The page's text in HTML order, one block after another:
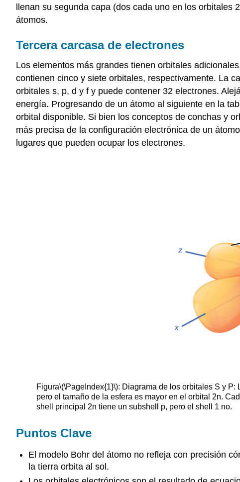
llenan su segunda capa (dos cada uno en los
átomos.
Tercera carcasa de electrones
Los elementos más grandes tienen orbitales
contienen cinco y siete orbitales, respectivamente. La
orbitales s, p, d y f y puede contener 32 electrones.
energía. Progresando de un átomo al siguiente en la
orbital disponible. Si bien los conceptos de conchas y
más precisa de la configuración electrónica de un
lugares que pueden ocupar los electrones.
Figura\(\PageIndex{1}\): Diagrama de los orbitales S y P:
pero el tamaño de la esfera es mayor en el orbital 2n.
shell principal 2n tiene un subshell p, pero el shell 1 no.
Puntos Clave
El modelo Bohr del átomo no refleja con precisión
la tierra orbita al sol.